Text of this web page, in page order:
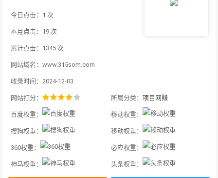
今日点击：1 次
本月点击：19 次
累计点击：1345 次
网站域名：www.315som.com
收录时间：2024-12-03
网站打分： 所属分类： 项目网赚
百度权重： 移动权重：
搜狗权重： 移动权重：
360权重： 必应权重：
神马权重： 头条权重：